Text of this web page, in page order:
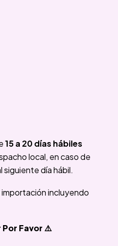
15 a 20 días hábiles
local, en caso de
siguiente día hábil.
importación incluyendo
Por Favor ⚠️